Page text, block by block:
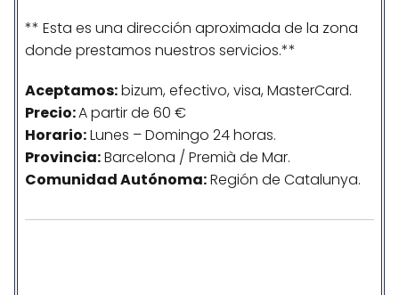
** Esta es una dirección aproximada de la zona
donde prestamos nuestros servicios.**
Aceptamos:bizum, efectivo, visa, MasterCard.
Precio:A partir de 60 €
Horario:Lunes – Domingo 24 horas.
Provincia:Barcelona / Premià de Mar.
ComunidadAutónoma:Región de Catalunya.